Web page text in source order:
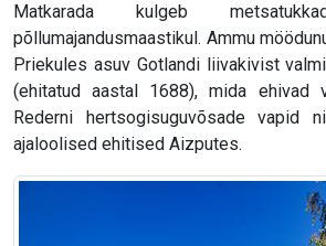
Matkarada kulgeb
põllumajandusmaastikul. Ammu
Priekules asuv Gotlandi liivakivist
(ehitatud aastal 1688), mida ehivad
Rederni hertsogisuguvõsade vapid
ajaloolised ehitised Aizputes.